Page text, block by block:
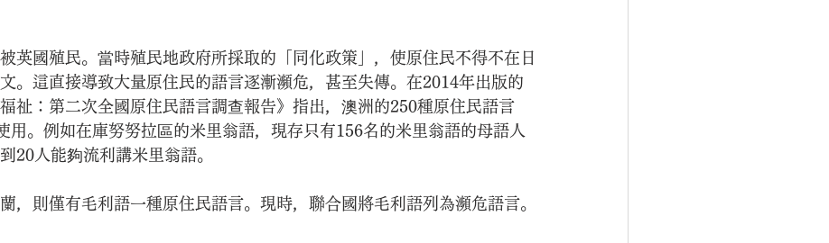
英國殖民。當時殖民地政府所採取的「同化政策」，使原住民不得不在日
。這直接導致大量原住民的語言逐漸瀕危，甚至失傳。在2014年出版的
福祉：第二次全國原住民語言調查報告》指出，澳洲的250種原住民語言
用。例如在庫努努拉區的米里翁語，現存只有156名的米里翁語的母語人
20人能夠流利講米里翁語。
，則僅有毛利語一種原住民語言。現時，聯合國將毛利語列為瀕危語言。